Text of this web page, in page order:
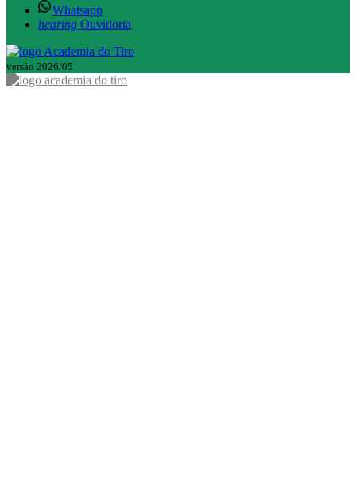
Whatsapp
hearing Ouvidoria
versão 2026/05